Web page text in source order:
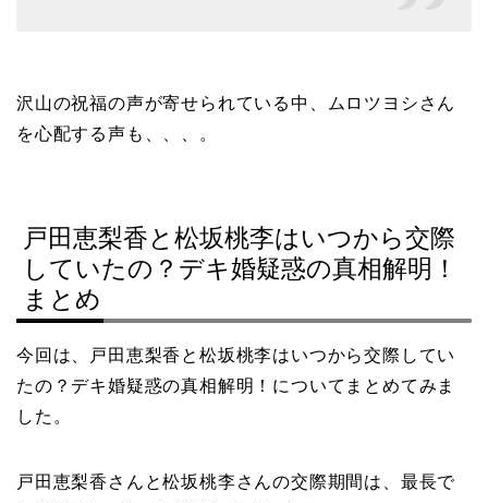
沢山の祝福の声が寄せられている中、ムロツヨシさん
を心配する声も、、、。
戸田恵梨香と松坂桃李はいつから交際
していたの？デキ婚疑惑の真相解明！
まとめ
今回は、戸田恵梨香と松坂桃李はいつから交際してい
たの？デキ婚疑惑の真相解明！についてまとめてみま
した。
戸田恵梨香さんと松坂桃李さんの交際期間は、最長で